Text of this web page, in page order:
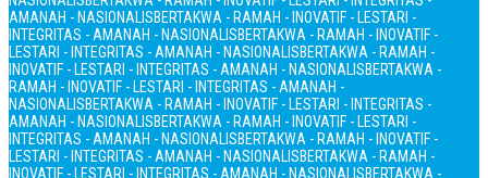
AMANAH - NASIONALISBERTAKWA - RAMAH - INOVATIF - LESTARI -
INTEGRITAS - AMANAH - NASIONALISBERTAKWA - RAMAH - INOVATIF -
LESTARI - INTEGRITAS - AMANAH - NASIONALISBERTAKWA - RAMAH -
INOVATIF - LESTARI - INTEGRITAS - AMANAH - NASIONALISBERTAKWA -
RAMAH - INOVATIF - LESTARI - INTEGRITAS - AMANAH -
NASIONALISBERTAKWA - RAMAH - INOVATIF - LESTARI - INTEGRITAS -
AMANAH - NASIONALISBERTAKWA - RAMAH - INOVATIF - LESTARI -
INTEGRITAS - AMANAH - NASIONALISBERTAKWA - RAMAH - INOVATIF -
LESTARI - INTEGRITAS - AMANAH - NASIONALISBERTAKWA - RAMAH -
INOVATIF - LESTARI - INTEGRITAS - AMANAH - NASIONALISBERTAKWA -